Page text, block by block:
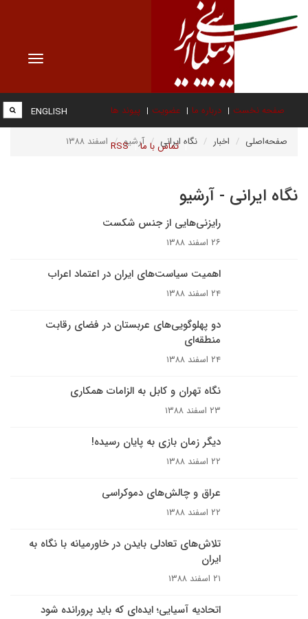
Toggle
صفحه نخست درباره ما عضویت پیوند ها
تماس با ما RSS
ENGLISH
صفحه‌اصلی اخبار نگاه ایرانی آرشیو اسفند ۱۳۸۸
نگاه ایرانی - آرشیو
رایزنی‌هایی از جنس شکست
۲۶ اسفند ۱۳۸۸
اهمیت سیاست‌های ایران در اعتماد اعراب
۲۴ اسفند ۱۳۸۸
دو پهلوگویی‌های عربستان در فضای رقابت
منطقه‌ای
۲۴ اسفند ۱۳۸۸
نگاه تهران و کابل به الزامات همکاری
۲۳ اسفند ۱۳۸۸
دیگر زمان بازی به پایان رسیده!
۲۲ اسفند ۱۳۸۸
عراق و چالش‌های دموکراسی
۲۲ اسفند ۱۳۸۸
تلاش‌های تعادلی بایدن در خاورمیانه با نگاه به
ایران
۲۱ اسفند ۱۳۸۸
اتحادیه آسیایی؛ ایده‌ای که باید پرورانده شود